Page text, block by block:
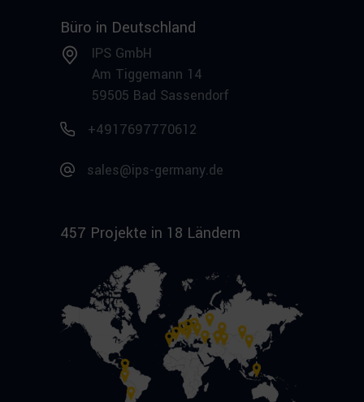
Büro in Deutschland
IPS GmbH
Am Tiggemann 14
59505 Bad Sassendorf
+4917697770612
sales@ips-germany.de
457 Projekte in 18 Ländern